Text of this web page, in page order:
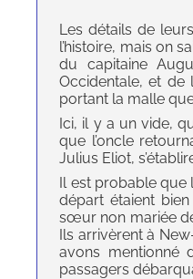
Les détails de
l’histoire, mais on
du capitaine
Occidentale, et de
portant la malle
Ici, il y a un vide,
que l’oncle
Julius Eliot,
Il est probable que
départ étaient
sœur non mariée
Ils arrivèrent à
avons mentionné
passagers